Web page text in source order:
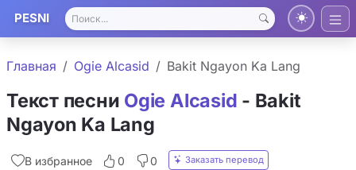
PESNI
Главная Ogie Alcasid Bakit Ngayon Ka Lang
Текст песни Ogie Alcasid - Bakit
Ngayon Ka Lang
В избранное 0 0 Заказать перевод